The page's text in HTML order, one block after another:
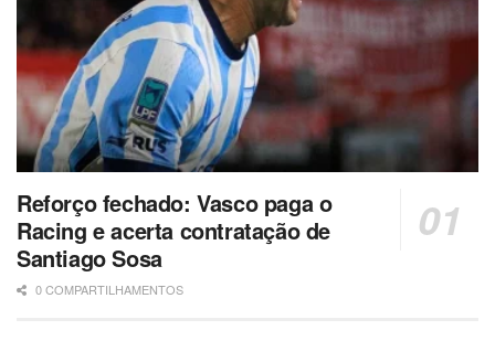
Reforço fechado: Vasco paga o
Racing e acerta contratação de
Santiago Sosa
0 COMPARTILHAMENTOS